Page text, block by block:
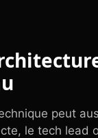
peut
le tech lead